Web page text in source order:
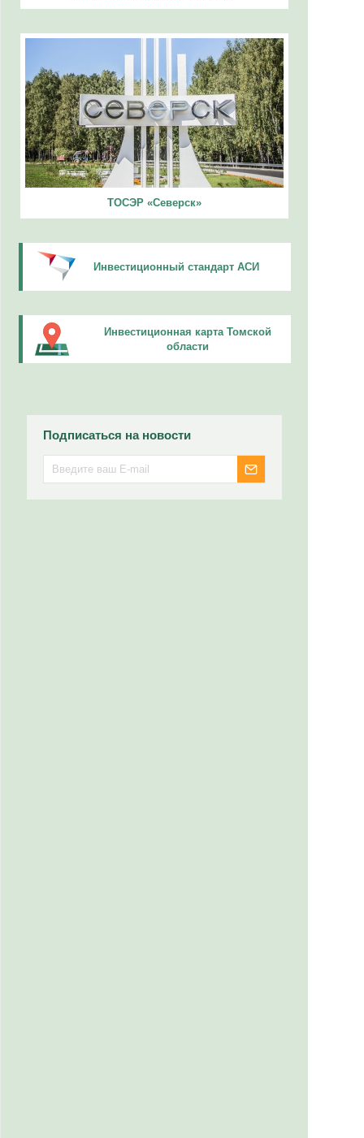
ТОСЭР «Северск»
Инвестиционный стандарт АСИ
Инвестиционная карта Томской
области
Подписаться на новости